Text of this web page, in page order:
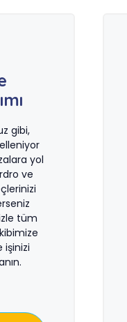
gibi,
yol
ve
tüm
işinizi